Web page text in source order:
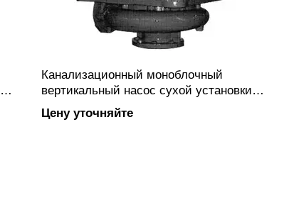
Канализационный моноблочный
вертикальный насос сухой установки
PC-VM 50-200Rx-3 с закрытым или
полуоткрытым рабочим колесом
Цену уточняйте